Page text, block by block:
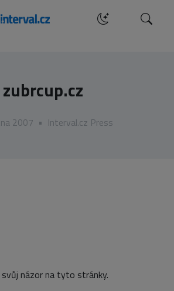
Hledat
zubrcup.cz
2007 • Interval.cz Press
názor na tyto stránky.